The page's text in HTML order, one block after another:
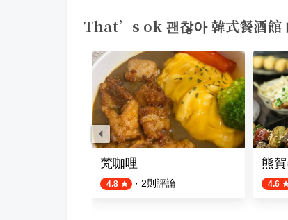
That’s ok 괜찮아 韓式餐酒館
梵咖哩
4.8 · 2則評論
熊
4.6